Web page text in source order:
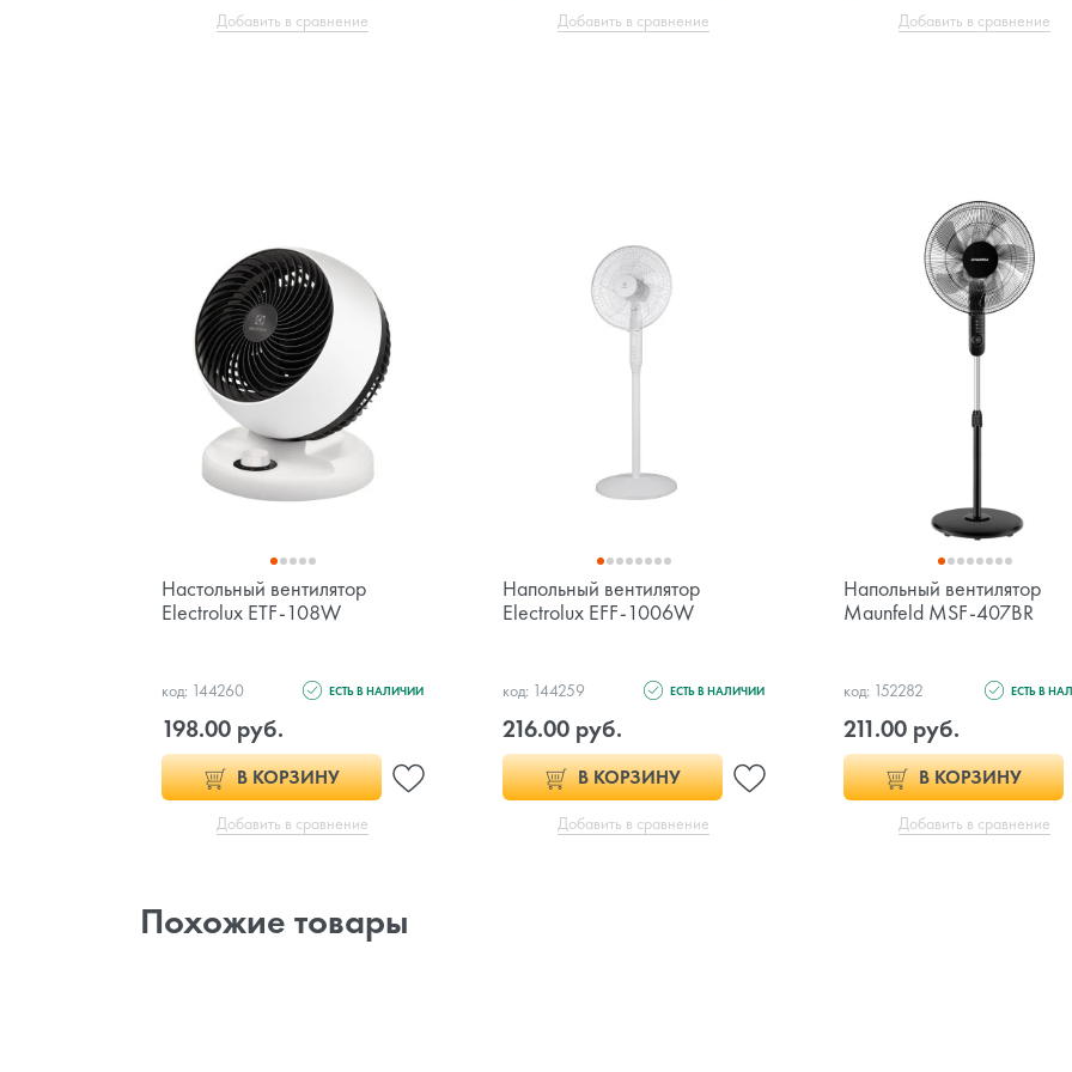
Добавить в сравнение Добавить в сравнение Добавить в сравнение
Настольный вентилятор
Electrolux ETF-108W
код: 144260 ЕСТЬ В НАЛИЧИИ
198.00 руб.
В КОРЗИНУ
Добавить в сравнение
Напольный вентилятор
Electrolux EFF-1006W
код: 144259 ЕСТЬ В НАЛИЧИИ
216.00 руб.
В КОРЗИНУ
Добавить в сравнение
Напольный вентилятор
Maunfeld MSF-407BR
код: 152282 ЕСТЬ В
211.00 руб.
В КОРЗИНУ
Добавить в сравнение
Похожие товары